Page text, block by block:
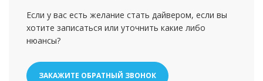
Если у вас есть желание стать дайвером, если вы
хотите записаться или уточнить какие либо
нюансы?
ЗАКАЖИТЕ ОБРАТНЫЙ ЗВОНОК